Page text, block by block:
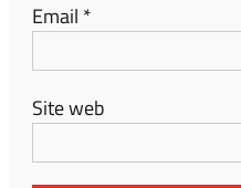
Email *
Site web